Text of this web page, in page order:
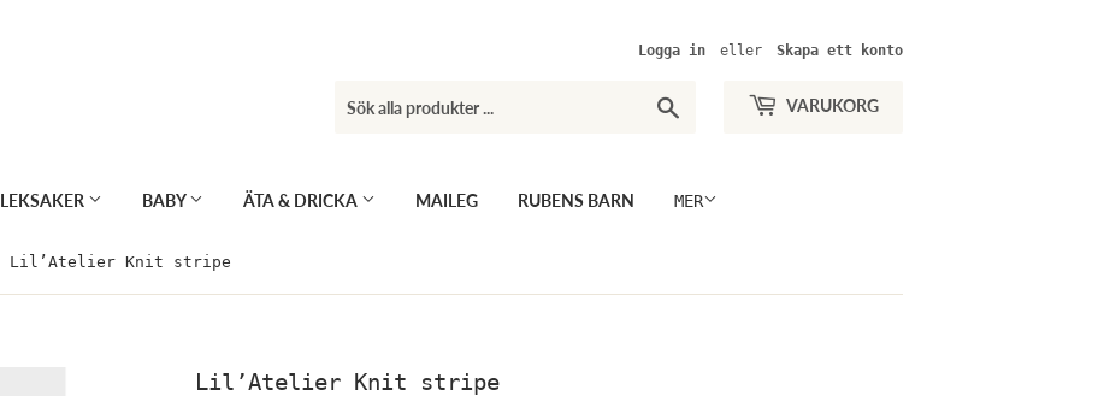
Logga in eller Skapa ett konto
VARUKORG
LEKSAKER BABY ÄTA & DRICKA MAILEG RUBENS BARN MER
Lil’Atelier Knit stripe
Lil’Atelier Knit stripe